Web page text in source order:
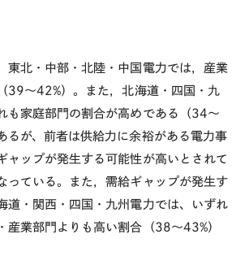
東北・中部・北陸・中国電力では，産業
39～42%）。また，北海道・四国・九
も家庭部門の割合が高めである（34～
るが、前者は供給力に余裕がある電力事
ャップが発生する可能性が高いとされて
っている。また，需給ギャップが発生す
道・関西・四国・九州電力では、いずれ
産業部門よりも高い割合（38～43%）